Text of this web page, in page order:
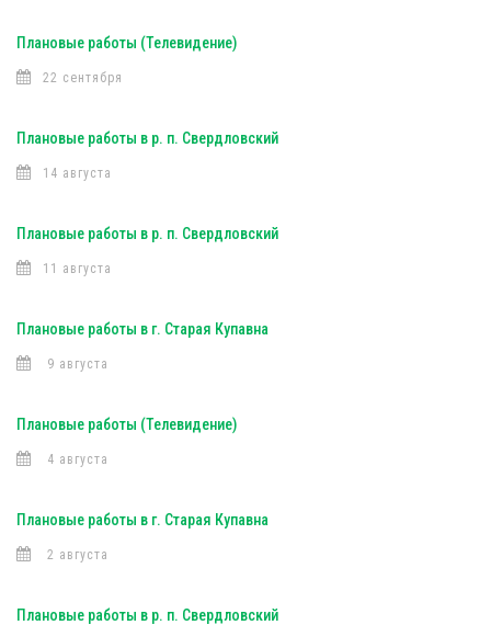
Плановые работы (Телевидение)
22 сентября
Плановые работы в р. п. Свердловский
14 августа
Плановые работы в р. п. Свердловский
11 августа
Плановые работы в г. Старая Купавна
9 августа
Плановые работы (Телевидение)
4 августа
Плановые работы в г. Старая Купавна
2 августа
Плановые работы в р. п. Свердловский